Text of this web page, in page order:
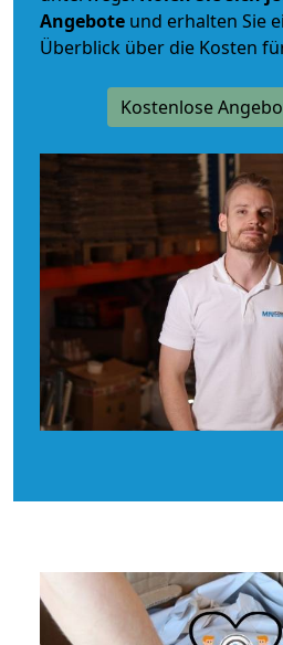
Angebote und erhalten Sie
Überblick über die Kosten
Kostenlose